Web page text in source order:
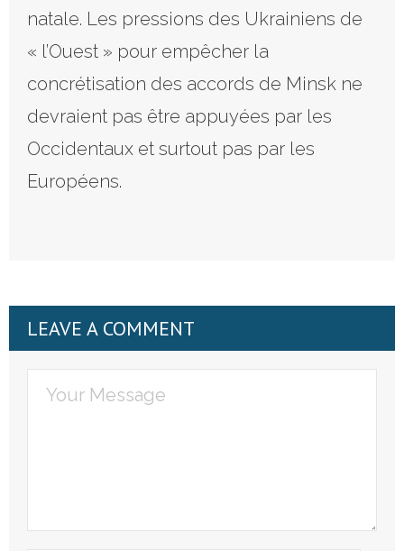
natale. Les pressions des Ukrainiens de
« l’Ouest » pour empêcher la
concrétisation des accords de Minsk ne
devraient pas être appuyées par les
Occidentaux et surtout pas par les
Européens.
LEAVE A COMMENT